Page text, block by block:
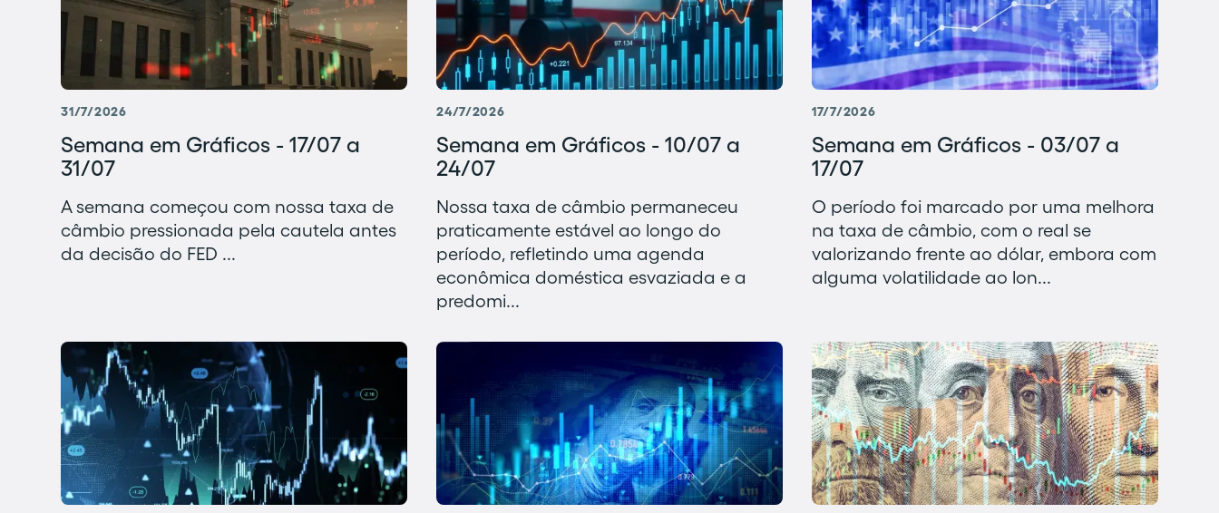
31/7/2026
Semana em Gráficos - 17/07 a
31/07
A semana começou com nossa taxa de
câmbio pressionada pela cautela antes
da decisão do FED ...
24/7/2026
Semana em Gráficos - 10/07 a
24/07
Nossa taxa de câmbio permaneceu
praticamente estável ao longo do
período, refletindo uma agenda
econômica doméstica esvaziada e a
predomi...
17/7/2026
Semana em Gráficos - 03/07 a
17/07
O período foi marcado por uma melhora
na taxa de câmbio, com o real se
valorizando frente ao dólar, embora com
alguma volatilidade ao lon...